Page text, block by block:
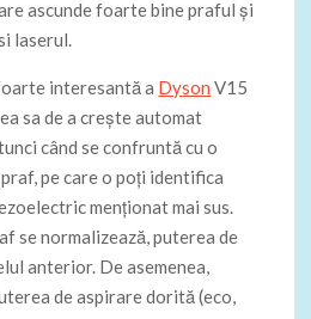
ascunde foarte bine praful și
laserul.
interesantă a Dyson V15
sa de a crește automat
când se confruntă cu o
pe care o poți identifica
menționat mai sus.
se normalizează, puterea de
anterior. De asemenea,
de aspirare dorită (eco,